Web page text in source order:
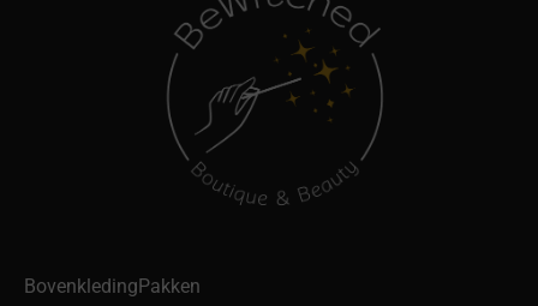
Bovenkleding Pakken